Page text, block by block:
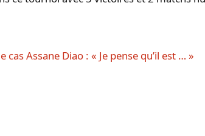
cas Assane Diao : « Je pense qu’il est … »